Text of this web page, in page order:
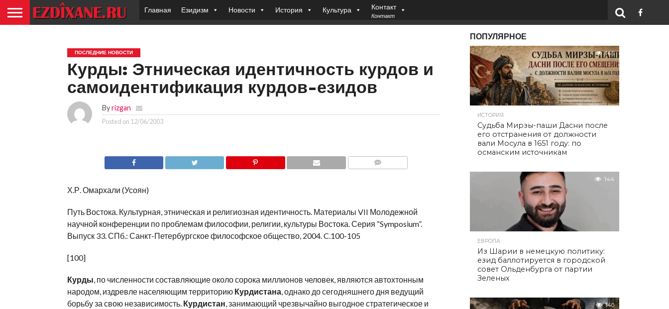
Главная Езидизм Новости История Культура Контакт
Контакт
ПОСЛЕДНИЕ НОВОСТИ
Курды: Этническая идентичность курдов и
самоидентификация курдов-езидов
Byrizgan
Posted on 12/06/2003
Х.Р. Омархали (Усоян)
Путь Востока. Культурная, этническая и религиозная идентичность. Материалы VII Молодежной
научной конференции по проблемам философии, религии, культуры Востока. Серия “Symposium”.
Выпуск 33. СПб.: Санкт-Петербургское философское общество, 2004. C.100-105
[100]
Курды, по численности составляющие около сорока миллионов человек, являются автохтонным
народом, издревле населяющим территорию Курдистана, однако до сегодняшнего дня ведущий
борьбу за свою независимость. Курдистан, занимающий чрезвычайно выгодное стратегическое и
ПОПУЛЯРНОЕ
145
ИСТОРИЯ
Судьба Мирзы-паши Дасни после
его отстранения от должности
вали Мосула в 1651 году: по
османским источникам
144
ЕВРОПА
Из Шарии в немецкую политику:
езид баллотируется в городской
совет Ольденбурга от партии
Зеленых
140